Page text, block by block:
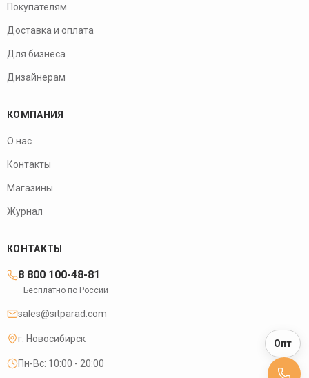
Опт
Покупателям
Доставка и оплата
Для бизнеса
Дизайнерам
КОМПАНИЯ
О нас
Контакты
Магазины
Журнал
КОНТАКТЫ
8 800 100-48-81
Бесплатно по России
sales@sitparad.com
г. Новосибирск
Пн-Вс: 10:00 - 20:00